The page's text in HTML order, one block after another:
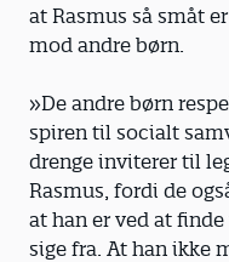
at Rasmus så småt
mod andre børn.
»De andre børn
spiren til socialt
drenge inviterer til
Rasmus, fordi de
at han er ved at
sige fra. At han ikke